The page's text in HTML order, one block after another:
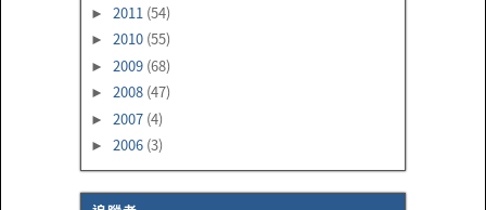
► 2011 (54)
► 2010 (55)
► 2009 (68)
► 2008 (47)
► 2007 (4)
► 2006 (3)